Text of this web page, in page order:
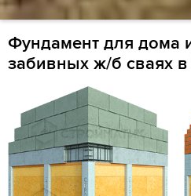
Фундамент для дома
забивных ж/б сваях